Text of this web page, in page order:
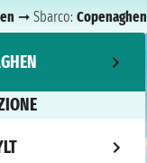
➞ Sbarco: Copenaghen